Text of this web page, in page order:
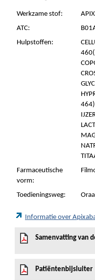
Werkzame stof:
ATC:
Hulpstoffen:
464)
Farmaceutische
vorm:
Toedieningsweg:
Informatie over
Samenvatting van
Patiëntenbijsluiter